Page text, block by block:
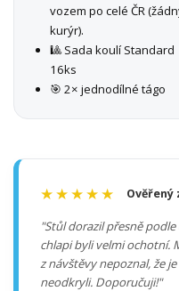
vozem po celé ČR
kurýr).
🎱 Sada koulí Standard
16ks
🎯 2× jednodílné tágo
★★★★★ Ověřený
"Stůl dorazil přesně
chlapi byli velmi ochotní.
z návštěvy nepoznal, že
neodkryli. Doporučuji!"